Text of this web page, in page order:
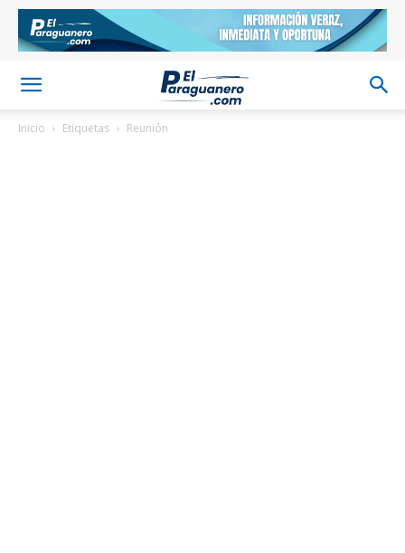
Inicio Etiquetas Reunión